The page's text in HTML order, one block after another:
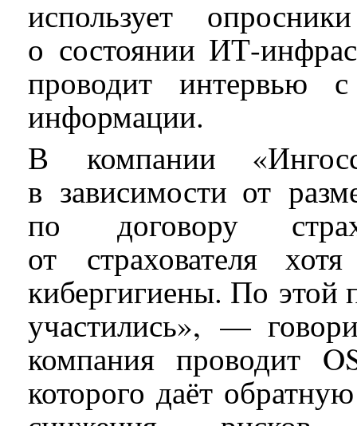
использует
о состоянии ИТ-
проводит интервью
информации.
В компании
в зависимости от
по договору
от страхователя
кибергигиены. По этой
участились», —
компания проводит
которого даёт